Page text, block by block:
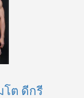
โต ดีกรี